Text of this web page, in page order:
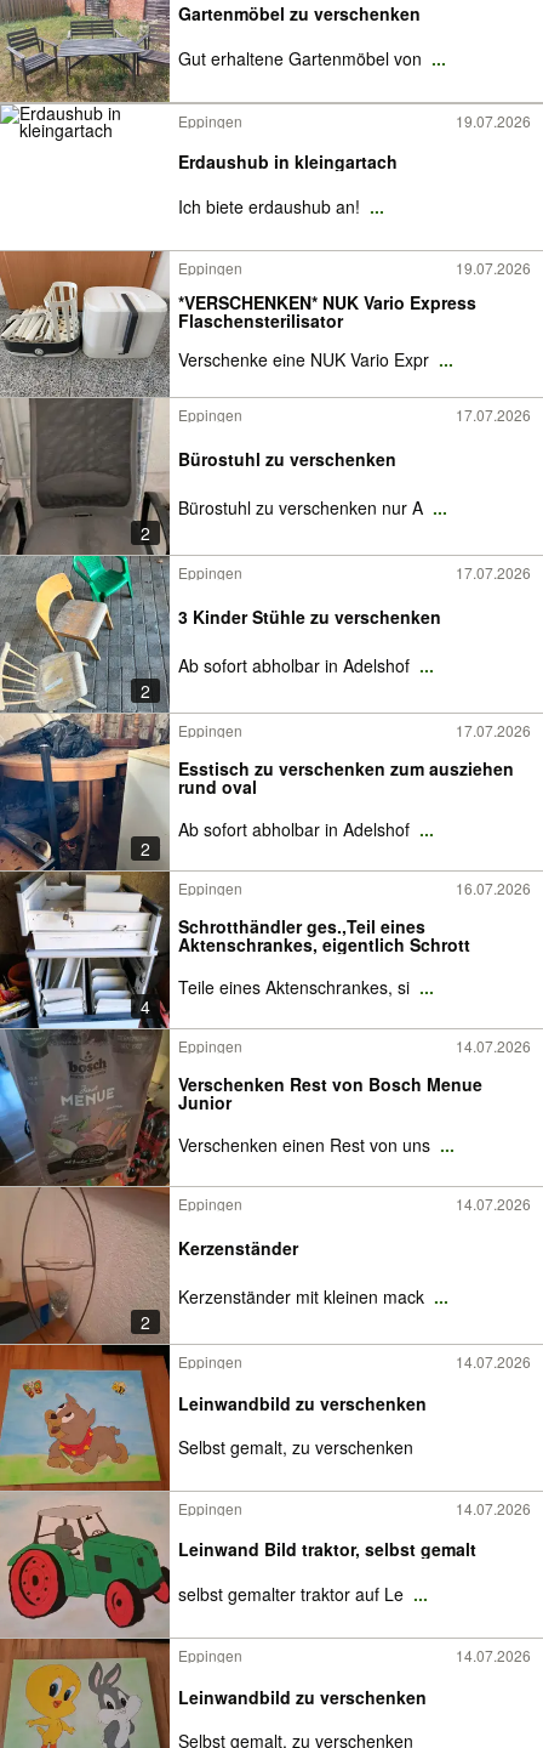
Gartenmöbel zu verschenken
Gut erhaltene Gartenmöbel von ...
Eppingen 19.07.2026
Erdaushub in kleingartach
Ich biete erdaushub an! ...
Eppingen 19.07.2026
*VERSCHENKEN* NUK Vario Express
Flaschensterilisator
Verschenke eine NUK Vario Expr ...
2
Eppingen 17.07.2026
Bürostuhl zu verschenken
Bürostuhl zu verschenken nur A ...
2
Eppingen 17.07.2026
3 Kinder Stühle zu verschenken
Ab sofort abholbar in Adelshof ...
2
Eppingen 17.07.2026
Esstisch zu verschenken zum ausziehen
rund oval
Ab sofort abholbar in Adelshof ...
4
Eppingen 16.07.2026
Schrotthändler ges.,Teil eines
Aktenschrankes, eigentlich Schrott
Teile eines Aktenschrankes, si ...
Eppingen 14.07.2026
Verschenken Rest von Bosch Menue
Junior
Verschenken einen Rest von uns ...
2
Eppingen 14.07.2026
Kerzenständer
Kerzenständer mit kleinen mack ...
Eppingen 14.07.2026
Leinwandbild zu verschenken
Selbst gemalt, zu verschenken
Eppingen 14.07.2026
Leinwand Bild traktor, selbst gemalt
selbst gemalter traktor auf Le ...
Eppingen 14.07.2026
Leinwandbild zu verschenken
Selbst gemalt, zu verschenken